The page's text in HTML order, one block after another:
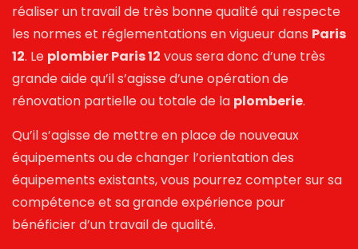
réaliser un travail de très bonne qualité qui respecte
les normes et réglementations en vigueur dans Paris
12. Le plombier Paris 12 vous sera donc d’une très
grande aide qu’il s’agisse d’une opération de
rénovation partielle ou totale de la plomberie.
Qu’il s’agisse de mettre en place de nouveaux
équipements ou de changer l’orientation des
équipements existants, vous pourrez compter sur sa
compétence et sa grande expérience pour
bénéficier d’un travail de qualité.